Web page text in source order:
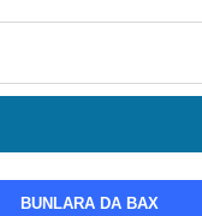
BUNLARA DA BAX